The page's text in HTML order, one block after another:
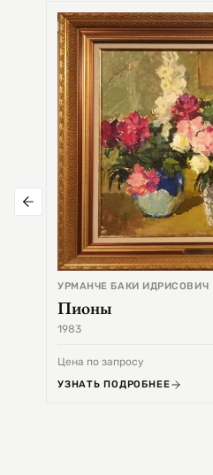
УРМАНЧЕ БАКИ ИДРИСОВИЧ
Пионы
1983
Цена по запросу
УЗНАТЬ ПОДРОБНЕЕ